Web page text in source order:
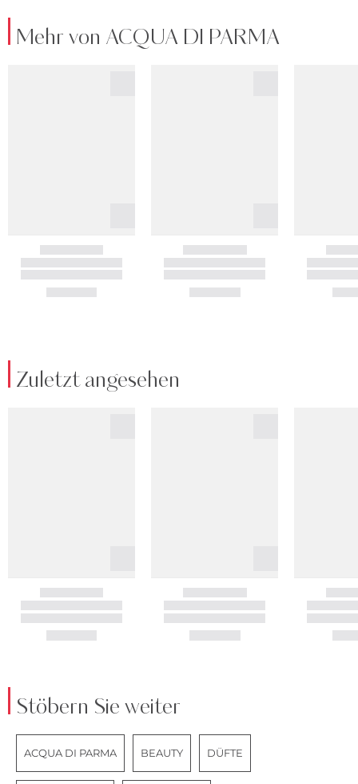
Mehr von ACQUA DI PARMA
Zuletzt angesehen
Stöbern Sie weiter
ACQUA DI PARMA BEAUTY DÜFTE